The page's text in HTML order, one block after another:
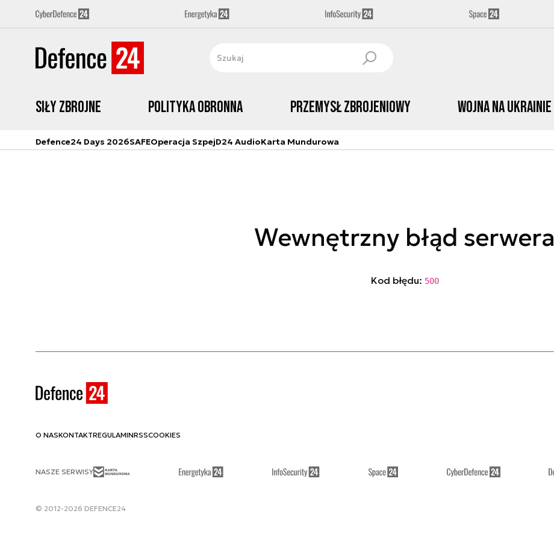
Siły zbrojne Polityka obronna Przemysł Zbrojeniowy Wojna na Ukrainie
Defence24 Days 2026SAFEOperacja SzpejD24 AudioKarta Mundurowa
Wewnętrzny błąd serwera
Kod błędu: 500
O NASKONTAKTREGULAMINRSSCOOKIES
NASZE SERWISY
© 2012-2026 DEFENCE24